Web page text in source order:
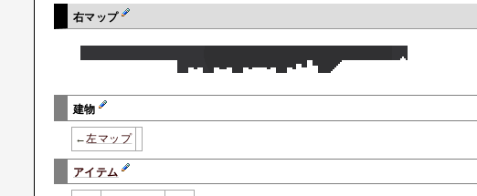
右マップ
建物
←左マップ
アイテム